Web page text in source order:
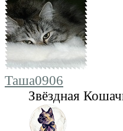
Таша0906
Звёздная